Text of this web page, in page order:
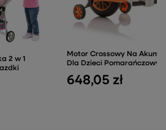
2 w 1
Motor Crossowy Na
Dla Dzieci Pomarańczowy
648,05 zł